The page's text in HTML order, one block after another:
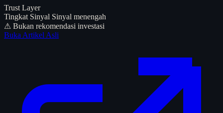
Trust Layer
Tingkat Sinyal Sinyal menengah
⚠ Bukan rekomendasi investasi
Buka Artikel Asli